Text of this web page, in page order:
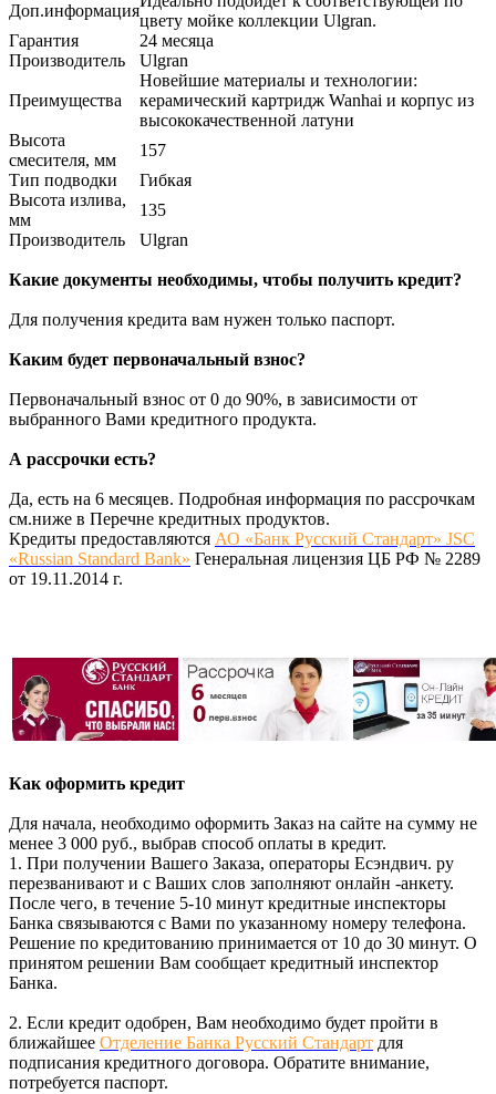
Доп.информация
цвету мойке коллекции Ulgran.
Гарантия
24 месяца
Производитель
Ulgran
Преимущества
Новейшие материалы и технологии:
керамический картридж Wanhai и корпус из
высококачественной латуни
Высота
смесителя, мм
157
Тип подводки
Гибкая
Высота излива,
мм
135
Производитель
Ulgran
Какие документы необходимы, чтобы получить кредит?
Для получения кредита вам нужен только паспорт.
Каким будет первоначальный взнос?
Первоначальный взнос от 0 до 90%, в зависимости от
выбранного Вами кредитного продукта.
А рассрочки есть?
Да, есть на 6 месяцев. Подробная информация по рассрочкам
см.ниже в Перечне кредитных продуктов.
Кредиты предоставляются АО «Банк Русский Стандарт» JSC
«Russian Standard Bank» Генеральная лицензия ЦБ РФ № 2289
от 19.11.2014 г.
Как оформить кредит
Для начала, необходимо оформить Заказ на сайте на сумму не
менее 3 000 руб., выбрав способ оплаты в кредит.
1. При получении Вашего Заказа, операторы Есэндвич. ру
перезванивают и с Ваших слов заполняют онлайн -анкету.
После чего, в течение 5-10 минут кредитные инспекторы
Банка связываются с Вами по указанному номеру телефона.
Решение по кредитованию принимается от 10 до 30 минут. О
принятом решении Вам сообщает кредитный инспектор
Банка.
2. Если кредит одобрен, Вам необходимо будет пройти в
ближайшее Отделение Банка Русский Стандарт для
подписания кредитного договора. Обратите внимание,
потребуется паспорт.